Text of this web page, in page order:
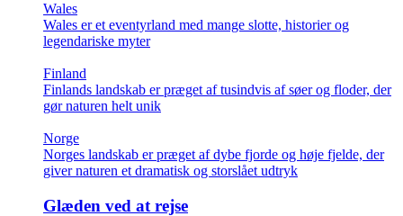
Wales
Wales er et eventyrland med mange slotte, historier og
legendariske myter
Finland
Finlands landskab er præget af tusindvis af søer og floder, der
gør naturen helt unik
Norge
Norges landskab er præget af dybe fjorde og høje fjelde, der
giver naturen et dramatisk og storslået udtryk
Glæden ved at rejse